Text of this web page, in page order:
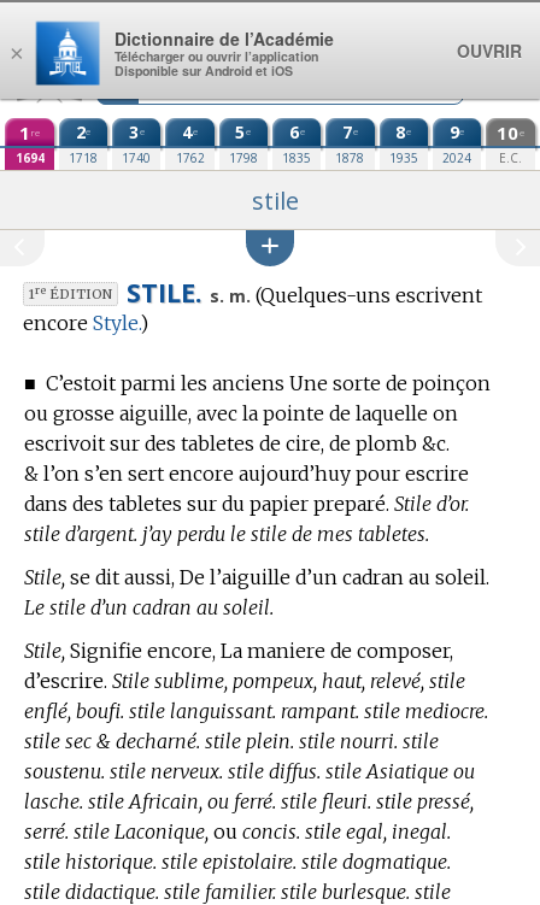
Aller au contenu
1 re
1694
2e
1718
3e
1740
4e
1762
5e
1798
6e
1835
7e
1878
8e
1935
9e
2024
10e
E.C.
stile
1reÉDITION STILE. s. m. (Quelques-uns escrivent
encore Style.)
■ C’estoit parmi les anciens Une sorte de poinçon
ou grosse aiguille, avec la pointe de laquelle on
escrivoit sur des tabletes de cire, de plomb &c.
& l’on s’en sert encore aujourd’huy pour escrire
dans des tabletes sur du papier preparé. Stile d’or.
stile d’argent. j’ay perdu le stile de mes tabletes.
Stile, se dit aussi, De l’aiguille d’un cadran au soleil.
Le stile d’un cadran au soleil.
Stile, Signifie encore, La maniere de composer,
d’escrire. Stile sublime, pompeux, haut, relevé, stile
enflé, boufi. stile languissant. rampant. stile mediocre.
stile sec & decharné. stile plein. stile nourri. stile
soustenu. stile nerveux. stile diffus. stile Asiatique ou
lasche. stile Africain, ou ferré. stile fleuri. stile pressé,
serré. stile Laconique, ou concis. stile egal, inegal.
stile historique. stile epistolaire. stile dogmatique.
stile didactique. stile familier. stile burlesque. stile
×
Dictionnaire de l’Académie
Télécharger ou ouvrir l’application
Disponible sur Android et iOS
OUVRIR